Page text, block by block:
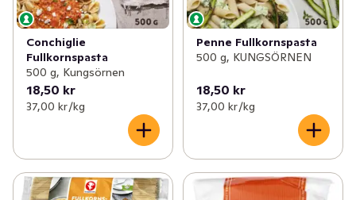
Conchiglie
Fullkornspasta
500 g, Kungsörnen
18,50 kr
37,00 kr /kg
Penne Fullkornspasta
500 g, KUNGSÖRNEN
18,50 kr
37,00 kr /kg